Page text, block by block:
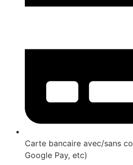
Carte bancaire avec/sans
Google Pay, etc)